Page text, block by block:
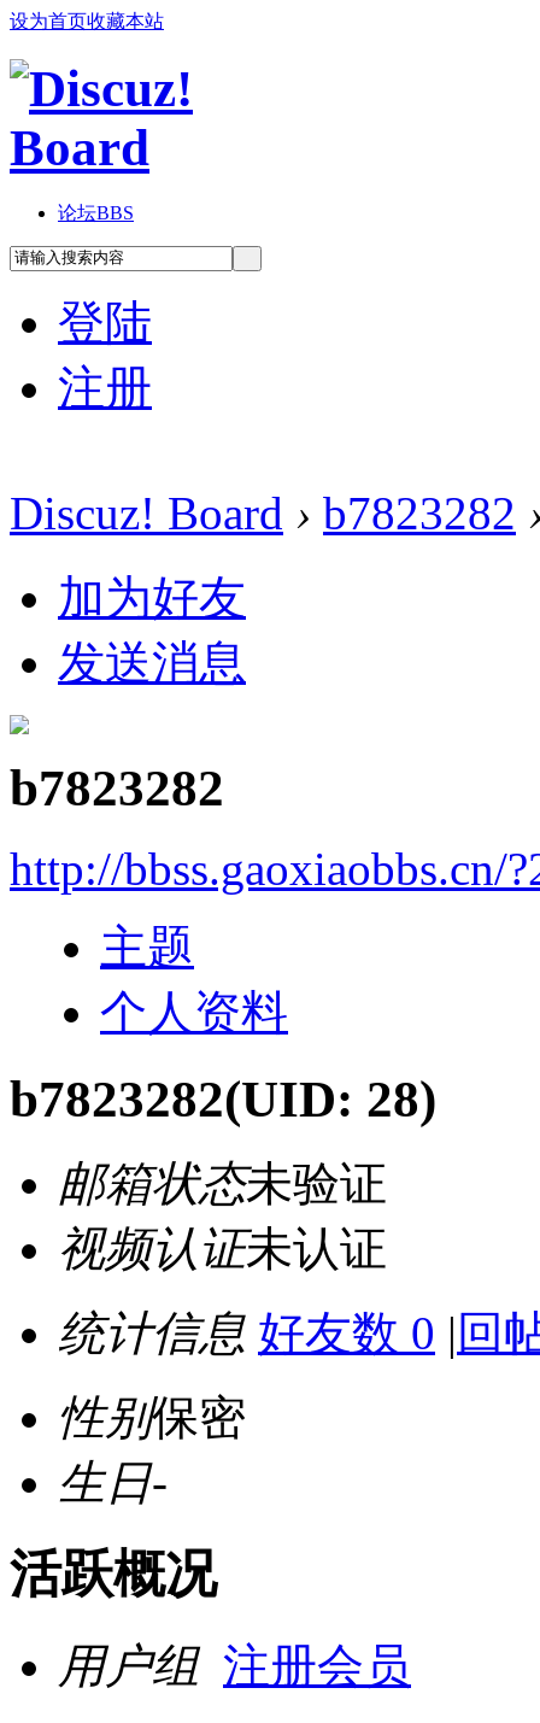
设为首页收藏本站
论坛BBS
登陆
注册
Discuz! Board › b7823282
加为好友
发送消息
b7823282
http://bbss.gaoxiaobbs.cn/
主题
个人资料
b7823282(UID: 28)
邮箱状态未验证
视频认证未认证
统计信息 好友数 0 | 回
性别保密
生日-
活跃概况
用户组 注册会员